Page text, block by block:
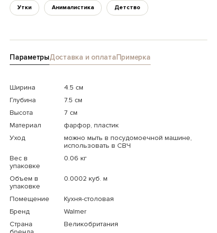
Утки Анималистика Детство
ПараметрыДоставка и оплатаПримерка
Ширина
4.5 см
Глубина
7.5 см
Высота
7 см
Материал
фарфор, пластик
Уход
можно мыть в посудомоечной машине,
использовать в СВЧ
Вес в
упаковке
0.06 кг
Объем в
упаковке
0.0002 куб. м
Помещение
Кухня-столовая
Бренд
Walmer
Страна
Великобритания